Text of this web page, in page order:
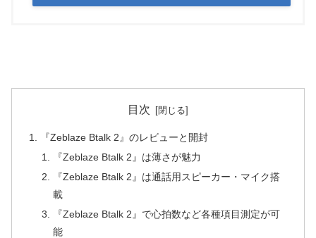
目次
『Zeblaze Btalk 2』のレビューと開封
『Zeblaze Btalk 2』は薄さが魅力
『Zeblaze Btalk 2』は通話用スピーカー・マイク搭
載
『Zeblaze Btalk 2』で心拍数など各種項目測定が可
能